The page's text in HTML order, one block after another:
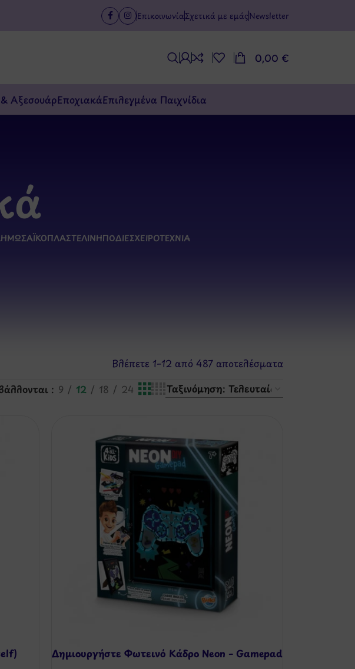
Επικοινωνία Σχετικά με εμάςNewsletter
0,00 €
ΑξεσουάρΕποχιακάΕπιλεγμένα Παιχνίδια
ΜΩΣΑΪΚΌΠΛΑΣΤΕΛΊΝΗΠΟΔΙΈΣΧΕΙΡΟΤΕΧΝΊΑ
Βλέπετε 1–12 από 487 αποτελέσματα
9 12 18 24
Δημιουργήστε Φωτεινό Κάδρο Neon – Gamepad